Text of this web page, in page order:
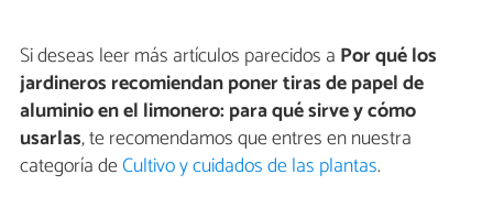
Si deseas leer más artículos parecidos a Por qué los
jardineros recomiendan poner tiras de papel de
aluminio en el limonero: para qué sirve y cómo
usarlas, te recomendamos que entres en nuestra
categoría deCultivo y cuidados de las plantas.